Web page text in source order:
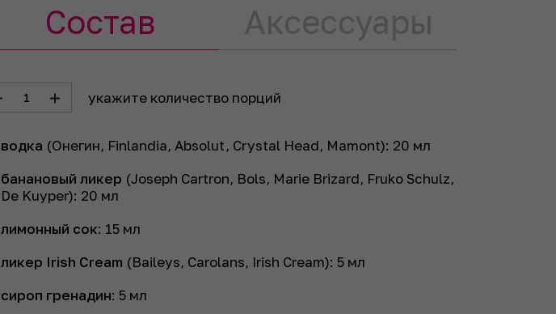
Состав Аксессуары
1 укажите количество порций
водка (Онегин, Finlandia, Absolut, Crystal Head, Mamont): 20 мл
банановый ликер (Joseph Cartron, Bols, Marie Brizard, Fruko Schulz,
De Kuyper): 20 мл
лимонный сок: 15 мл
ликер Irish Cream (Baileys, Carolans, Irish Cream): 5 мл
сироп гренадин: 5 мл